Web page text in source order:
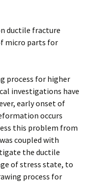
ductile fracture
micro parts for
process for higher
investigations have
early onset of
occurs
this problem from
coupled with
the ductile
of stress state, to
process for